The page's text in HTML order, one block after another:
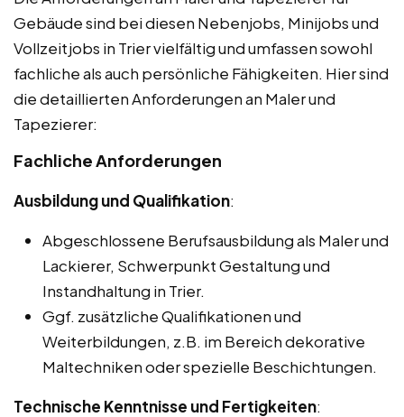
Gebäude sind bei diesen Nebenjobs, Minijobs und
Vollzeitjobs in Trier vielfältig und umfassen sowohl
fachliche als auch persönliche Fähigkeiten. Hier sind
die detaillierten Anforderungen an Maler und
Tapezierer:
Fachliche Anforderungen
Ausbildung und Qualifikation:
Abgeschlossene Berufsausbildung als Maler und
Lackierer, Schwerpunkt Gestaltung und
Instandhaltung in Trier.
Ggf. zusätzliche Qualifikationen und
Weiterbildungen, z.B. im Bereich dekorative
Maltechniken oder spezielle Beschichtungen.
Technische Kenntnisse und Fertigkeiten: